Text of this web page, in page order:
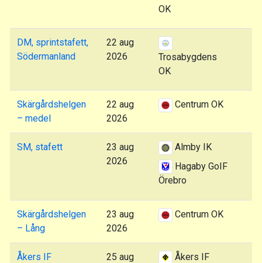
OK
DM, sprintstafett,
Södermanland
22 aug
2026
Trosabygdens
OK
Skärgårdshelgen
– medel
22 aug
2026
Centrum OK
SM, stafett
23 aug
2026
Almby IK
Hagaby GoIF
Örebro
Skärgårdshelgen
– Lång
23 aug
2026
Centrum OK
Åkers IF
25 aug
Åkers IF